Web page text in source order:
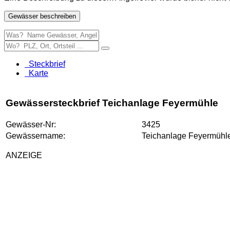
Gewässer beschreiben
Steckbrief
Karte
Gewässersteckbrief Teichanlage Feyermühle
Gewässer-Nr:
3425
Gewässername:
Teichanlage
ANZEIGE